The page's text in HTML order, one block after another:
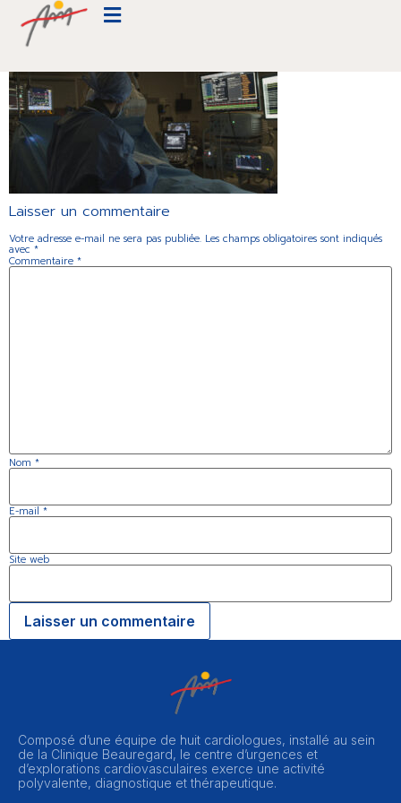
Cardiologie-Beauregard-005
Laisser un commentaire
Votre adresse e-mail ne sera pas publiée. Les champs obligatoires sont indiqués
avec *
Commentaire *
Nom *
E-mail *
Site web
Composé d’une équipe de huit cardiologues, installé au sein
de la Clinique Beauregard, le centre d’urgences et
d’explorations cardiovasculaires exerce une activité
polyvalente, diagnostique et thérapeutique.